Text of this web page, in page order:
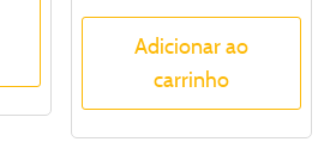
Adicionar ao
carrinho